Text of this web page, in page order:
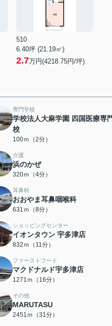
510
6.40坪 (21.19㎡)
2.7万円(4218.75円/坪)
専門学校
学校法人大麻学園 四国医療専
校
100ｍ（2分）
介護
浜のかぜ
320ｍ（4分）
耳鼻科
おおやま耳鼻咽喉科
631ｍ（8分）
ショッピングセンター
イオンタウン 宇多津店
832ｍ（11分）
ファーストフード
マクドナルド宇多津店
1271ｍ（16分）
その他
MARUTASU
2451ｍ（31分）